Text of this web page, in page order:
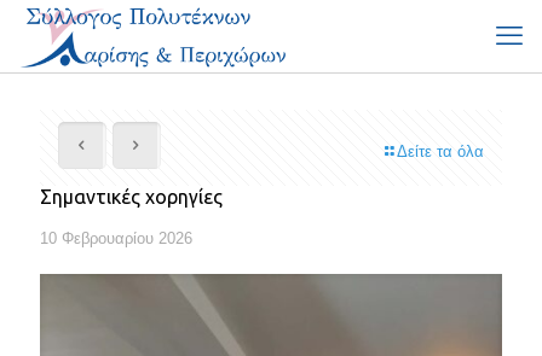
Δείτε τα όλα
Σημαντικές χορηγίες
10 Φεβρουαρίου 2026